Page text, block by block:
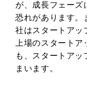
が、成長フェーズ
恐れがあります。
社はスタートアッ
上場のスタート
も、スタートアッ
まいます。